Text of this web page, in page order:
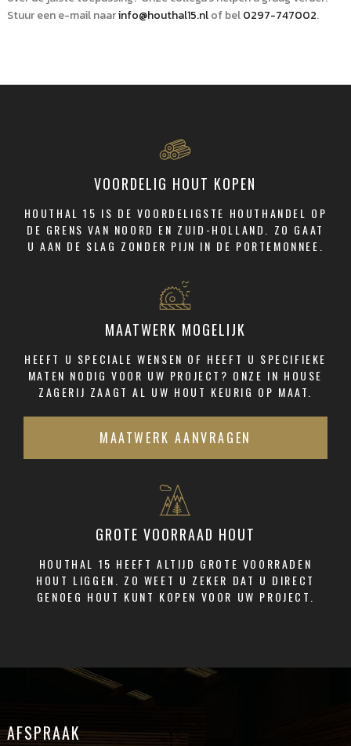
Stuur een e-mail naarinfo@houthal15.nlof bel0297-747002.
VOORDELIG HOUT KOPEN
HOUTHAL 15 IS DE VOORDELIGSTE HOUTHANDEL OP
DE GRENS VAN NOORD EN ZUID-HOLLAND. ZO GAAT
U AAN DE SLAG ZONDER PIJN IN DE PORTEMONNEE.
MAATWERK MOGELIJK
HEEFT U SPECIALE WENSEN OF HEEFT U SPECIFIEKE
MATEN NODIG VOOR UW PROJECT? ONZE IN HOUSE
ZAGERIJ ZAAGT AL UW HOUT KEURIG OP MAAT.
MAATWERK AANVRAGEN
GROTE VOORRAAD HOUT
HOUTHAL 15 HEEFT ALTIJD GROTE VOORRADEN
HOUT LIGGEN. ZO WEET U ZEKER DAT U DIRECT
GENOEG HOUT KUNT KOPEN VOOR UW PROJECT.
AFSPRAAK